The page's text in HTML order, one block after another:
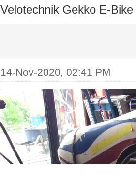
Velotechnik Gekko E-Bike
14-Nov-2020, 02:41 PM